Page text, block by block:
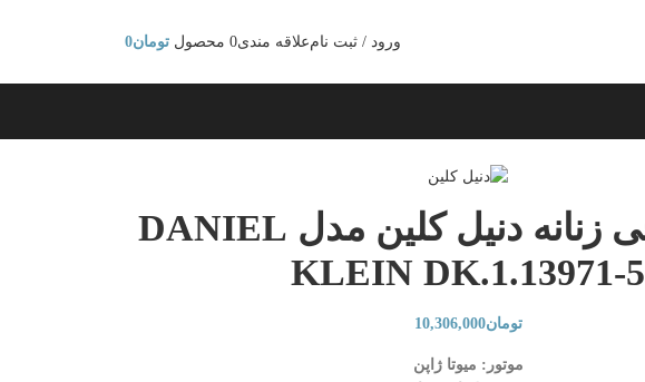
ورود / ثبت نامعلاقه مندی0 محصول تومان0
ساعت مچی زنانه دنیل کلین مدل DANIEL
KLEIN DK.1.13971-5
تومان10,306,000
موتور: میوتا ژاپن